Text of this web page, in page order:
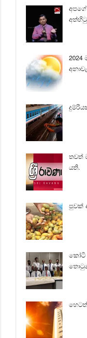
2024
තවත්
යති.
පුවක්
කෝටි